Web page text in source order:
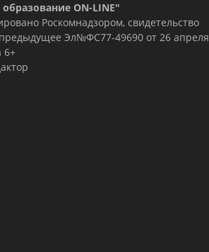
ON-LINE"
Роскомнадзором, свидетельство
Эл№ФC77-49690 от 26 апреля
6+